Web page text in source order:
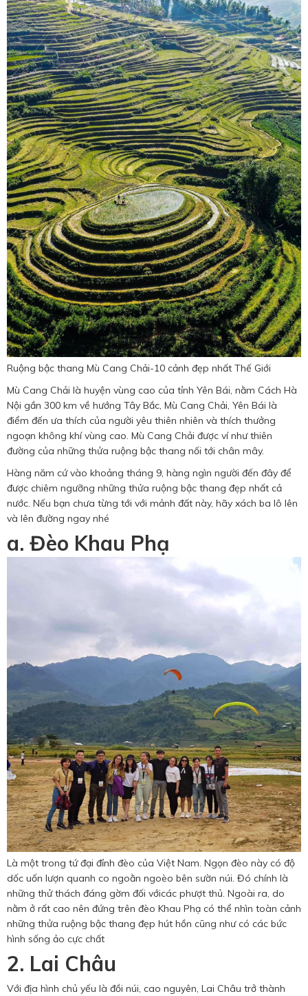
Ruộng bậc thang Mù Cang Chải-10 cảnh đẹp nhất Thế Giới
Mù Cang Chải là huyện vùng cao của tỉnh Yên Bái, nằm Cách Hà
Nội gần 300 km về hướng Tây Bắc, Mù Cang Chải, Yên Bái là
điểm đến ưa thích của người yêu thiên nhiên và thích thưởng
ngoạn không khí vùng cao. Mù Cang Chải được ví như thiên
đường của những thửa ruộng bậc thang nối tới chân mây.
Hàng năm cứ vào khoảng tháng 9, hàng ngìn người đến đây để
được chiêm ngưỡng những thửa ruộng bậc thang đẹp nhất cả
nước. Nếu bạn chưa từng tới với mảnh đất này, hãy xách ba lô lên
và lên đường ngay nhé
a. Đèo Khau Phạ
Là một trong tứ đại đỉnh đèo của Việt Nam. Ngọn đèo này có độ
dốc uốn lượn quanh co ngoằn ngoèo bên sườn núi. Đó chính là
những thử thách đáng gờm đối vớicác phượt thủ. Ngoài ra, do
nằm ở rất cao nên đứng trên đèo Khau Phạ có thể nhìn toàn cảnh
những thửa ruộng bậc thang đẹp hút hồn cũng như có các bức
hình sống ảo cực chất
2. Lai Châu
Với địa hình chủ yếu là đồi núi, cao nguyên, Lai Châu trở thành